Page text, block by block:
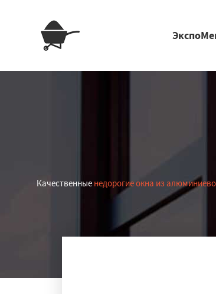
Качественные недорогие окна из